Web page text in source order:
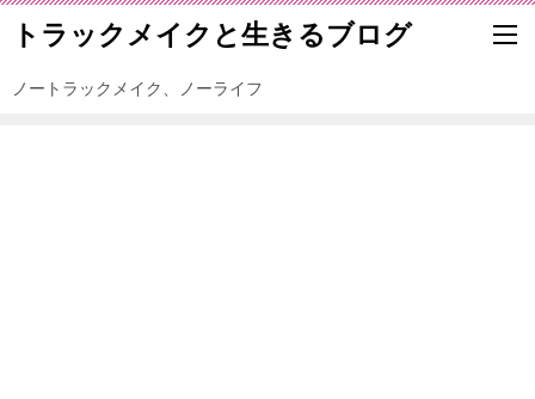
トラックメイクと生きるブログ
ノートラックメイク、ノーライフ